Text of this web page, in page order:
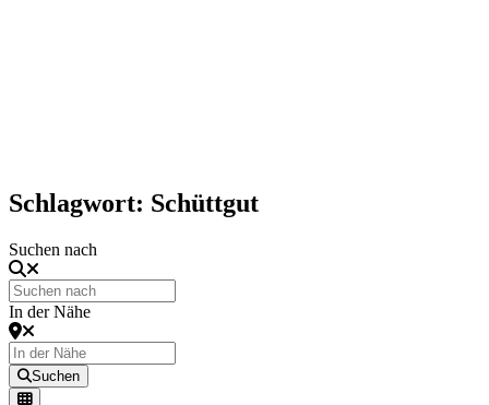
Schlagwort: Schüttgut
Suchen nach
In der Nähe
Suchen